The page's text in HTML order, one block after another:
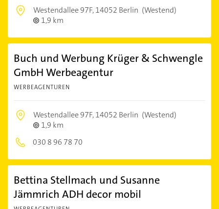
Westendallee 97F,14052 Berlin (Westend)
1,9 km
Buch und Werbung Krüger & Schwengle
GmbH Werbeagentur
WERBEAGENTUREN
Westendallee 97F,14052 Berlin (Westend)
1,9 km
030 8 96 78 70
Bettina Stellmach und Susanne
Jämmrich ADH decor mobil